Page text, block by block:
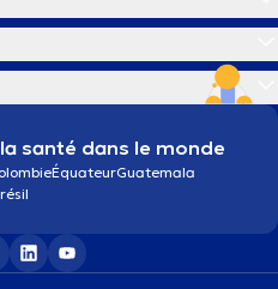
santé dans le monde
ÉquateurGuatemala